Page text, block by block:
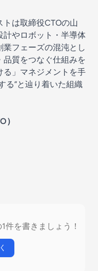
トは取締役CTOの山
計やロボット・半導体
フェーズの混沌とし
品質をつなぐ仕組みを
る」マネジメントを手
る”と辿り着いた組織
）
件を書きましょう！